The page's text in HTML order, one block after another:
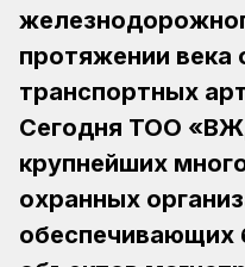
протяжении века
транспортных
Сегодня ТОО
крупнейших
охранных
обеспечивающих